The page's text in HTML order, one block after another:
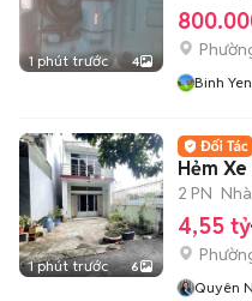
1 phút trước 4
Binh Yen
1 phút trước 6
Hẻm
Triệu/m²
2 PN
4,55 tỷ
Quyên